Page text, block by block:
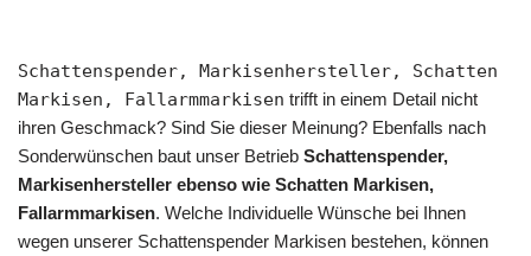
Schattenspender, Markisenhersteller, Schatten
Markisen, Fallarmmarkisen trifft in einem Detail nicht
ihren Geschmack? Sind Sie dieser Meinung? Ebenfalls nach
Sonderwünschen baut unser Betrieb Schattenspender,
Markisenhersteller ebenso wie Schatten Markisen,
Fallarmmarkisen. Welche Individuelle Wünsche bei Ihnen
wegen unserer Schattenspender Markisen bestehen, können